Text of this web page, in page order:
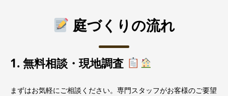
庭づくりの流れ
1. 無料相談・現地調査
まずはお気軽にご相談ください。専門スタッフがお客様のご要望